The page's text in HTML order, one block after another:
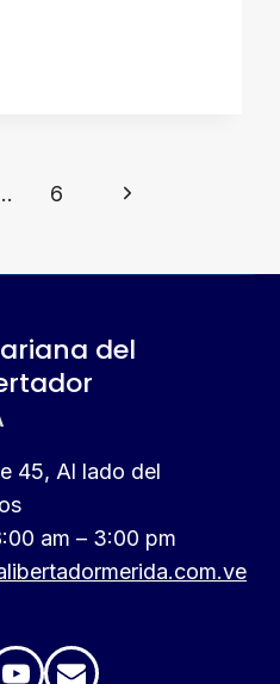
6
Siguiente
del
45, Al lado del
am – 3:00 pm